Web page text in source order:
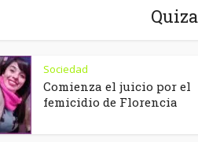
Sociedad
Comienza el juicio por el
femicidio de Florencia